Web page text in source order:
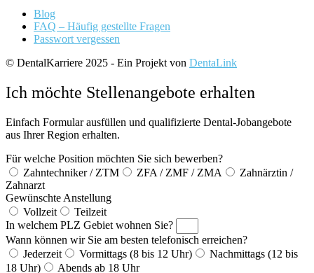
Blog
FAQ – Häufig gestellte Fragen
Passwort vergessen
© DentalKarriere 2025 - Ein Projekt von DentaLink
Ich möchte Stellenangebote erhalten
Einfach Formular ausfüllen und qualifizierte Dental-Jobangebote
aus Ihrer Region erhalten.
Für welche Position möchten Sie sich bewerben?
Zahntechniker / ZTM
ZFA / ZMF / ZMA
Zahnärztin /
Zahnarzt
Gewünschte Anstellung
Vollzeit
Teilzeit
In welchem PLZ Gebiet wohnen Sie?
Wann können wir Sie am besten telefonisch erreichen?
Jederzeit
Vormittags (8 bis 12 Uhr)
Nachmittags (12 bis
18 Uhr)
Abends ab 18 Uhr